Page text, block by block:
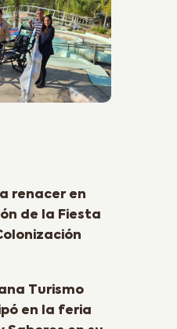
renacer en
de la Fiesta
Turismo
en la feria